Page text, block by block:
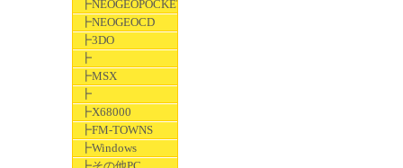
┣NEOGEOPOCKET
┣NEOGEOCD
┣3DO
┣
┣MSX
┣
┣X68000
┣FM-TOWNS
┣Windows